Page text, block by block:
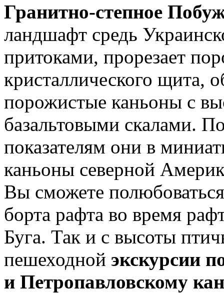
Гранитно-степное
ландшафт средь
притоками, прорезает
кристаллического щита,
порожистые каньоны с
базальтовыми скалами.
показателям они в
каньоны северной
Вы сможете
борта рафта во время
Буга. Так и с высоты
пешеходной экскурсии
и Петропавловскому